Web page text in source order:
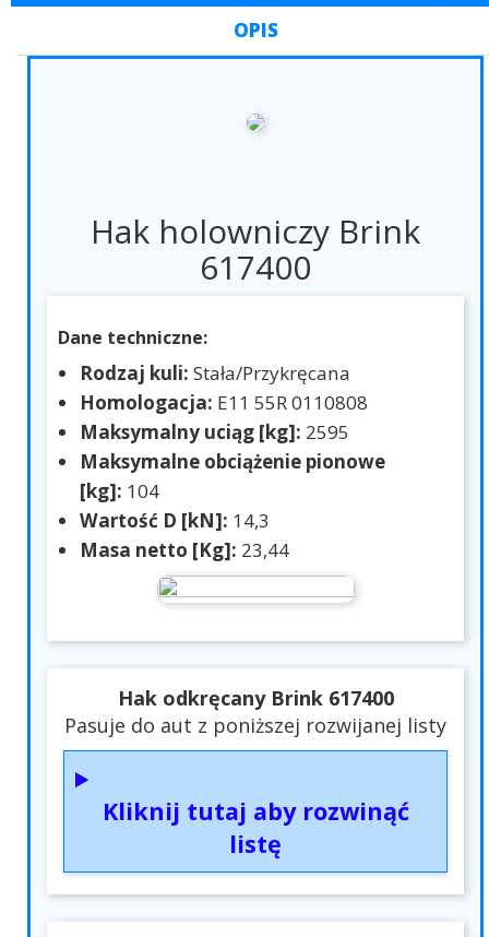
OPIS
Hak holowniczy Brink
617400
Dane techniczne:
Rodzaj kuli: Stała/Przykręcana
Homologacja: E11 55R 0110808
Maksymalny uciąg [kg]: 2595
Maksymalne obciążenie pionowe
[kg]: 104
Wartość D [kN]: 14,3
Masa netto [Kg]: 23,44
Hak odkręcany Brink 617400
Pasuje do aut z poniższej rozwijanej listy
Kliknij tutaj aby rozwinąć
listę